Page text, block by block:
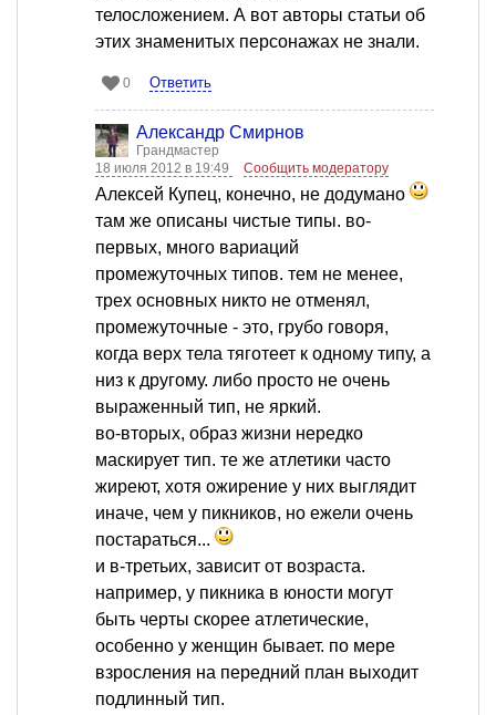
телосложением. А вот авторы статьи об
этих знаменитых персонажах не знали.
0 Ответить
Александр Смирнов
Грандмастер
18 июля 2012 в 19:49
Сообщить модератору
Алексей Купец, конечно, не додумано
там же описаны чистые типы. во-
первых, много вариаций
промежуточных типов. тем не менее,
трех основных никто не отменял,
промежуточные - это, грубо говоря,
когда верх тела тяготеет к одному типу, а
низ к другому. либо просто не очень
выраженный тип, не яркий.
во-вторых, образ жизни нередко
маскирует тип. те же атлетики часто
жиреют, хотя ожирение у них выглядит
иначе, чем у пикников, но ежели очень
постараться...
и в-третьих, зависит от возраста.
например, у пикника в юности могут
быть черты скорее атлетические,
особенно у женщин бывает. по мере
взросления на передний план выходит
подлинный тип.